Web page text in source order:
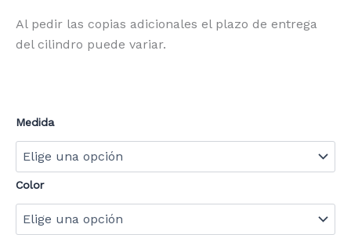
hasta
Al pedir las copias adicionales el plazo de entrega
del cilindro puede variar.
Medida
Color